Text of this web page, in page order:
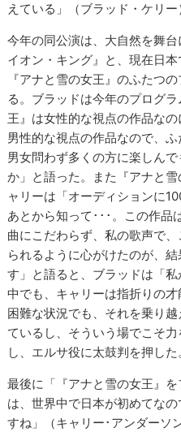
えている」（ブラッド・ケリー
今年の同公演は、大自然を舞
イオン・キング』と、現在日
『アナと雪の女王』のふたつ
る。ブラッドは今年のプログ
王』は女性的な視点の作品な
男性的な視点の作品なので、ふ
男女問わず多くの方に楽しん
か」と語った。また『アナと
ャリーは「オーディションに
あとから知って･･･。この作品
曲にこだわらず、私の歌声で
られるように心がけたのが、
す」と語ると、ブラッドは「
中でも、キャリーは指折りの
困難な状況でも、それを乗り
ているし、そういう場でこそ
し、エルサ役に太鼓判を押した
最後に「『アナと雪の女王』
は、世界中で日本が初めてな
すね」（キャリー･アンダーソ